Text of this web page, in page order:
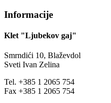
Informacije
Klet "Ljubekov gaj"
Smrndići 10, Blaževdol
Sveti Ivan Zelina
Tel. +385 1 2065 754
Fax +385 1 2065 754